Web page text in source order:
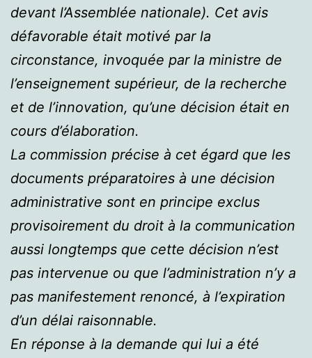
devant l’Assemblée nationale). Cet avis
défavorable était motivé par la
circonstance, invoquée par la ministre de
l’enseignement supérieur, de la recherche
et de l’innovation, qu’une décision était en
cours d’élaboration.
La commission précise à cet égard que les
documents préparatoires à une décision
administrative sont en principe exclus
provisoirement du droit à la communication
aussi longtemps que cette décision n’est
pas intervenue ou que l’administration n’y a
pas manifestement renoncé, à l’expiration
d’un délai raisonnable.
En réponse à la demande qui lui a été